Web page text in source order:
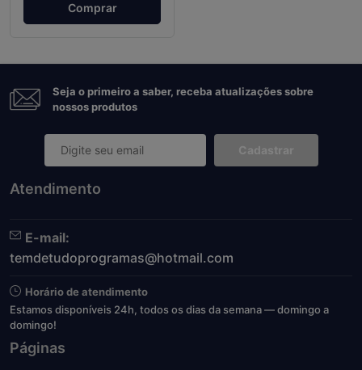
Comprar
Seja o primeiro a saber, receba atualizações sobre
nossos produtos
Cadastrar
Atendimento
E-mail:
temdetudoprogramas@hotmail.com
Horário de atendimento
Estamos disponíveis 24h, todos os dias da semana — domingo a
domingo!
Páginas